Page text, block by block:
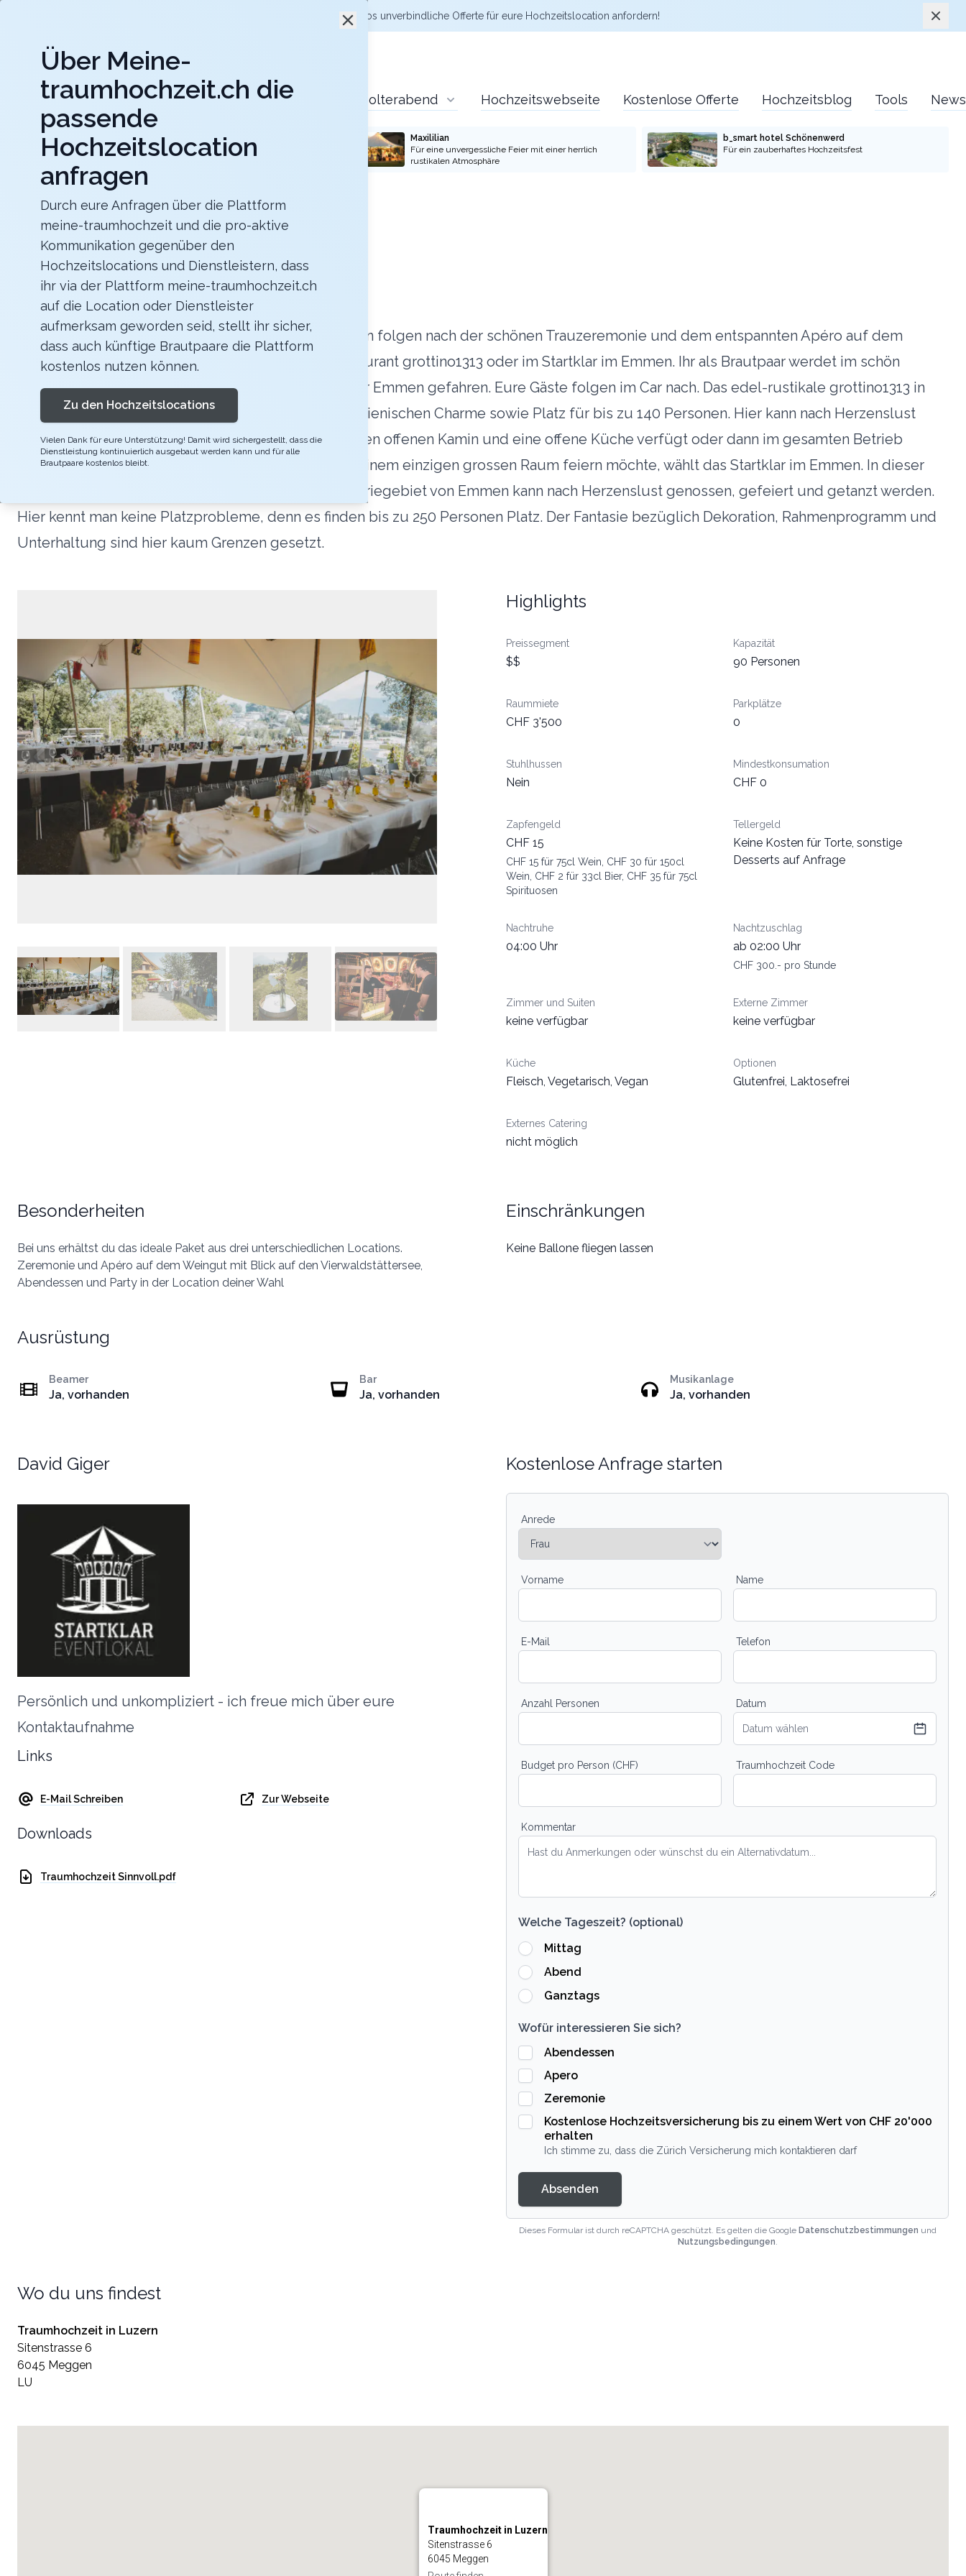
Jetzt kostenlos unverbindliche Offertefür eure Hochzeitslocation anfordern!
meine-traumhochzeit.ch
Hochzeitslocations Hochzeitsdienstleister Polterabend Hochzeitswebseite Kostenlose Offerte Hochzeitsblog Tools News
Gurten-Pavillon
Für eure Hochzeit auf dem Gurten mit einer
Maxililian
Für eine unvergessliche Feier mit einer herrlich
rustikalen Atmosphäre
b_smart hotel Schönenwerd
Für ein zauberhaftes Hochzeitsfest
Zurück zur Suche
Traumhochzeit in Luzern
4.8
Abendessen
LU
MeggenMerkliste Link teilen
Je nach Grösse der Gesellschaft und euren Vorlieben folgen nach der schönen Trauzeremonie und dem entspannten Apéro auf dem
Weingut das Essen und die Feierlichkeiten im Restaurant grottino1313 oder im Startklar im Emmen. Ihr als Brautpaar werdet im schön
geschmückten Oldtimer entweder nach Luzern oder Emmen gefahren. Eure Gäste folgen im Car nach. Das edel-rustikale grottino1313 in
der Luzerner Industriestrasse bietet jede Menge italienischen Charme sowie Platz für bis zu 140 Personen. Hier kann nach Herzenslust
gefeiert werden: im grossen Gastraum, der über einen offenen Kamin und eine offene Küche verfügt oder dann im gesamten Betrieb
(Restaurant, Atelier und Weinkeller) verteilt. Wer in einem einzigen grossen Raum feiern möchte, wählt das Startklar im Emmen. In dieser
lässigen, unkonventionellen Eventlocation im Industriegebiet von Emmen kann nach Herzenslust genossen, gefeiert und getanzt werden.
Hier kennt man keine Platzprobleme, denn es finden bis zu 250 Personen Platz. Der Fantasie bezüglich Dekoration, Rahmenprogramm und
Unterhaltung sind hier kaum Grenzen gesetzt.
Highlights
Preissegment
$$
Kapazität
90 Personen
Raummiete
CHF 3'500
Parkplätze
0
Stuhlhussen
Nein
Mindestkonsumation
CHF 0
Zapfengeld
CHF 15
CHF 15 für 75cl Wein, CHF 30 für 150cl
Wein, CHF 2 für 33cl Bier, CHF 35 für 75cl
Spirituosen
Tellergeld
Keine Kosten für Torte, sonstige
Desserts auf Anfrage
Nachtruhe
04:00 Uhr
Nachtzuschlag
ab 02:00 Uhr
CHF 300.- pro Stunde
Zimmer und Suiten
keine verfügbar
Externe Zimmer
keine verfügbar
Küche
Fleisch, Vegetarisch, Vegan
Optionen
Glutenfrei, Laktosefrei
Externes Catering
nicht möglich
Besonderheiten
Bei uns erhältst du das ideale Paket aus drei unterschiedlichen Locations.
Zeremonie und Apéro auf dem Weingut mit Blick auf den Vierwaldstättersee,
Abendessen und Party in der Location deiner Wahl
Einschränkungen
Keine Ballone fliegen lassen
Ausrüstung
Beamer
Ja, vorhanden
Bar
Ja, vorhanden
Musikanlage
Ja, vorhanden
David Giger
Persönlich und unkompliziert - ich freue mich über eure
Kontaktaufnahme
Links
E-Mail Schreiben Zur Webseite
Downloads
Traumhochzeit Sinnvoll.pdf
Kostenlose Anfrage starten
Anrede
Vorname Name
E-Mail Telefon
Anzahl Personen Datum
Datum wählen
Budget pro Person (CHF) Traumhochzeit Code
Kommentar
Welche Tageszeit? (optional)
Mittag
Abend
Ganztags
Wofür interessieren Sie sich?
Abendessen
Apero
Zeremonie
Kostenlose Hochzeitsversicherung bis zu einem Wert von CHF 20'000
erhalten
Ich stimme zu, dass die Zürich Versicherung mich kontaktieren darf
Absenden
Dieses Formular ist durch reCAPTCHA geschützt. Es gelten die Google Datenschutzbestimmungen und
Nutzungsbedingungen.
Wo du uns findest
Traumhochzeit in Luzern
Sitenstrasse 6
6045 Meggen
LU
Traumhochzeit in Luzern
Sitenstrasse 6
6045 Meggen
Über Meine-
traumhochzeit.ch die
passende
Hochzeitslocation
anfragen
Durch eure Anfragen über die Plattform
meine-traumhochzeit und die pro-aktive
Kommunikation gegenüber den
Hochzeitslocations und Dienstleistern, dass
ihr via der Plattform meine-traumhochzeit.ch
auf die Location oder Dienstleister
aufmerksam geworden seid, stellt ihr sicher,
dass auch künftige Brautpaare die Plattform
kostenlos nutzen können.
Zu den Hochzeitslocations
Vielen Dank für eure Unterstützung! Damit wird sichergestellt, dass die
Dienstleistung kontinuierlich ausgebaut werden kann und für alle
Brautpaare kostenlos bleibt.